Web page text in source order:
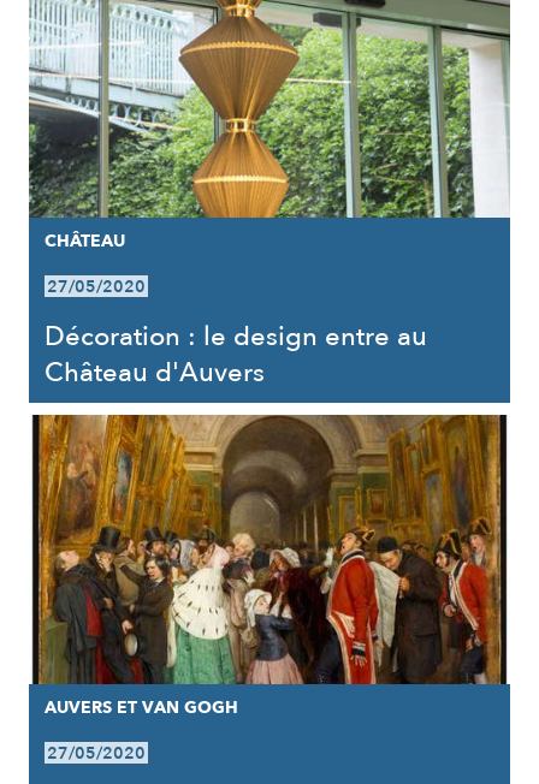
CHÂTEAU
27/05/2020
Décoration : le design entre au
Château d'Auvers
AUVERS ET VAN GOGH
27/05/2020